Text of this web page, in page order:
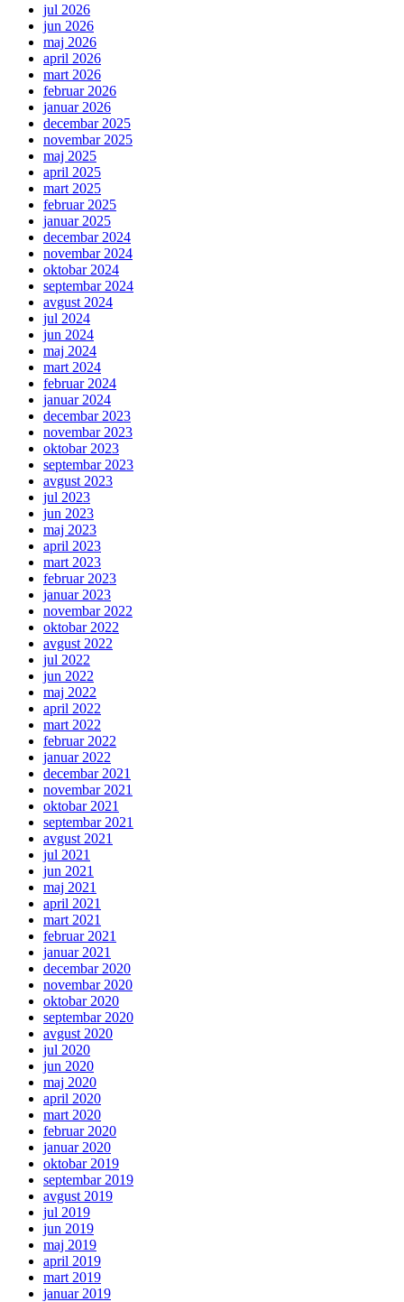
jul 2026
jun 2026
maj 2026
april 2026
mart 2026
februar 2026
januar 2026
decembar 2025
novembar 2025
maj 2025
april 2025
mart 2025
februar 2025
januar 2025
decembar 2024
novembar 2024
oktobar 2024
septembar 2024
avgust 2024
jul 2024
jun 2024
maj 2024
mart 2024
februar 2024
januar 2024
decembar 2023
novembar 2023
oktobar 2023
septembar 2023
avgust 2023
jul 2023
jun 2023
maj 2023
april 2023
mart 2023
februar 2023
januar 2023
novembar 2022
oktobar 2022
avgust 2022
jul 2022
jun 2022
maj 2022
april 2022
mart 2022
februar 2022
januar 2022
decembar 2021
novembar 2021
oktobar 2021
septembar 2021
avgust 2021
jul 2021
jun 2021
maj 2021
april 2021
mart 2021
februar 2021
januar 2021
decembar 2020
novembar 2020
oktobar 2020
septembar 2020
avgust 2020
jul 2020
jun 2020
maj 2020
april 2020
mart 2020
februar 2020
januar 2020
oktobar 2019
septembar 2019
avgust 2019
jul 2019
jun 2019
maj 2019
april 2019
mart 2019
januar 2019